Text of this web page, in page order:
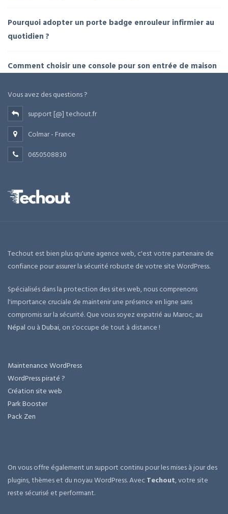
Pourquoi adopter un porte badge enrouleur infirmier au
quotidien ?
Comment choisir une console pour son entrée de maison
Vous avez des questions ?
support [@] techout.fr
Colmar - France
0650508830
Techout est bien plus qu'une agence web, c'est votre partenaire de
confiance pour assurer la sécurité robuste de votre site WordPress.
Spécialisés dans la protection des sites web, nous comprenons
l'importance cruciale de maintenir une présence en ligne sans
compromis sur la sécurité. Que vous soyez expatrié au Maroc, au
Népal ou àDubai, on s'occupe de tout à distance !
Maintenance WordPress
WordPress piraté ?
Création site web
Park Booster
Pack Zen
On vous offre également un support continu pour les mises à jour des
plugins, thèmes et du noyau WordPress. AvecTechout, votre site
reste sécurisé et performant.